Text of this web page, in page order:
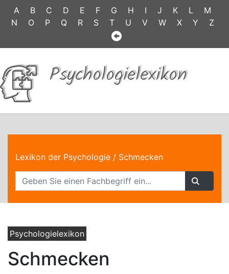
A B C D E F G H I J K L
M
N
O P Q R S T U V W X Y Z
Psychologielexikon
Lexikon der Psychologie / Schmecken
Psychologielexikon
Schmecken